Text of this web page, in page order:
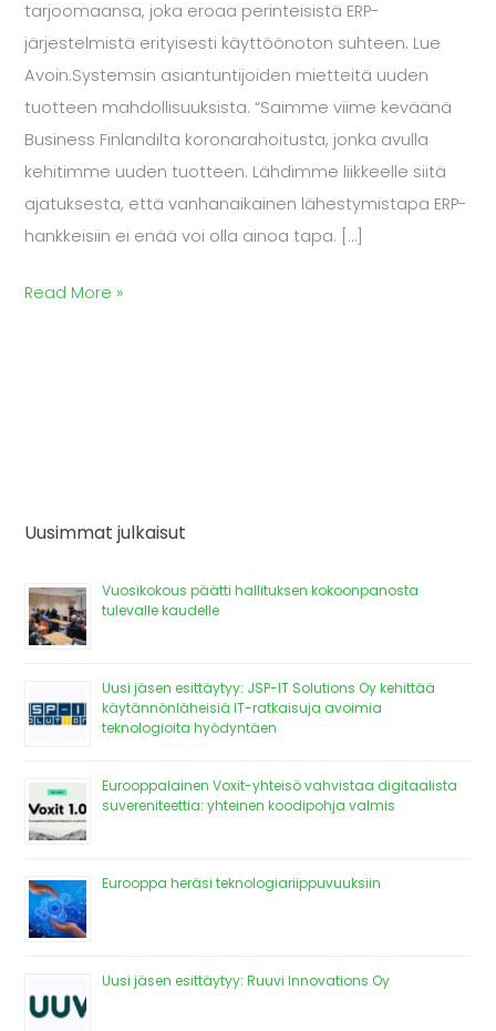
tarjoomaansa, joka eroaa perinteisistä ERP-
järjestelmistä erityisesti käyttöönoton suhteen. Lue
Avoin.Systemsin asiantuntijoiden mietteitä uuden
tuotteen mahdollisuuksista. “Saimme viime keväänä
Business Finlandilta koronarahoitusta, jonka avulla
kehitimme uuden tuotteen. Lähdimme liikkeelle siitä
ajatuksesta, että vanhanaikainen lähestymistapa ERP-
hankkeisiin ei enää voi olla ainoa tapa. […]
Read More »
Uusimmat julkaisut
Vuosikokous päätti hallituksen kokoonpanosta
tulevalle kaudelle
Uusi jäsen esittäytyy: JSP-IT Solutions Oy kehittää
käytännönläheisiä IT-ratkaisuja avoimia
teknologioita hyödyntäen
Eurooppalainen Voxit-yhteisö vahvistaa digitaalista
suvereniteettia: yhteinen koodipohja valmis
Eurooppa heräsi teknologiariippuvuuksiin
Uusi jäsen esittäytyy: Ruuvi Innovations Oy